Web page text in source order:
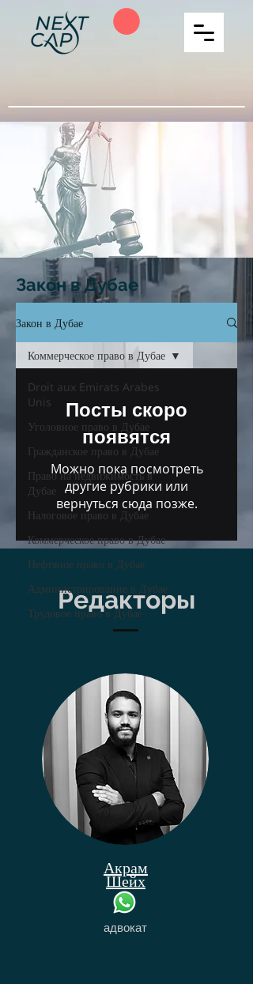
Закон в Дубае
Закон в Дубае
Droit aux Emirats Arabes
Unis
Уголовное право в Дубае
Гражданское право в Дубае
Право на недвижимость в
Дубае
Налоговое право в Дубае
Коммерческое право в Дубае
Нефтяное право в Дубае
Администрирование в Дубае
Трудовое право в Дубае
Коммерческое право в Дубае
Посты скоро
появятся
Можно пока посмотреть
другие рубрики или
вернуться сюда позже.
Редакторы
Акрам
Шейх
адвокат